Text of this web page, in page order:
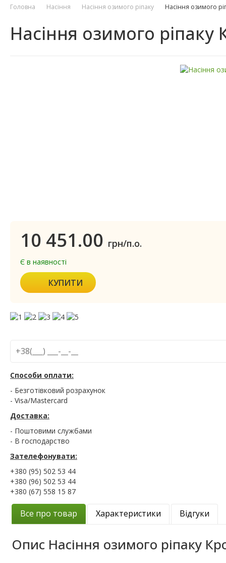
Головна Насіння Насіння озимого ріпаку Насіння озимого
Насіння озимого ріпаку
10 451.00 грн/п.о.
Є в наявності
КУПИТИ
Способи оплати:
- Безготівковий розрахунок
- Visa/Mastercard
Доставка:
- Поштовими службами
- В господарство
Зателефонувати:
+380 (95) 502 53 44
+380 (96) 502 53 44
+380 (67) 558 15 87
Все про товар Характеристики Відгуки
Опис Насіння озимого ріпаку